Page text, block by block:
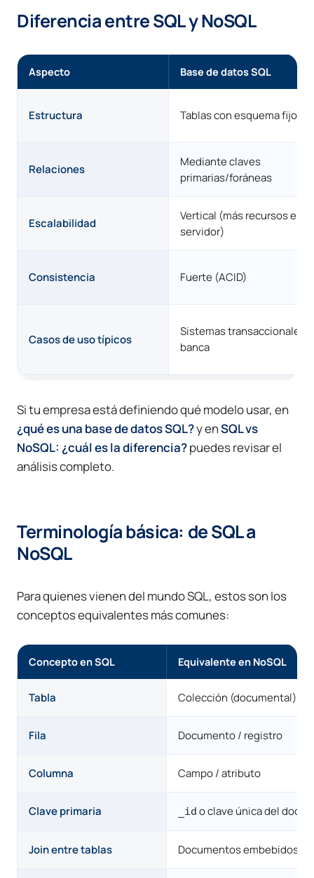
Diferencia entre SQL y NoSQL
Aspecto Base de datos SQL
Estructura Tablas con esquema fijo
Relaciones
Mediante claves
primarias/foráneas
Escalabilidad
Vertical (más recursos en
servidor)
Consistencia Fuerte (ACID)
Casos de uso típicos
Sistemas transaccionales,
banca
Si tu empresa está definiendo qué modelo usar, en
¿qué es una base de datos SQL?y enSQL vs
NoSQL: ¿cuál es la diferencia?puedes revisar el
análisis completo.
Terminología básica: de SQL a
NoSQL
Para quienes vienen del mundo SQL, estos son los
conceptos equivalentes más comunes:
Concepto en SQL Equivalente en NoSQL
Tabla Colección (documental) /
Fila Documento / registro
Columna Campo / atributo
Clave primaria _id o clave única del
Join entre tablas Documentos embebidos o